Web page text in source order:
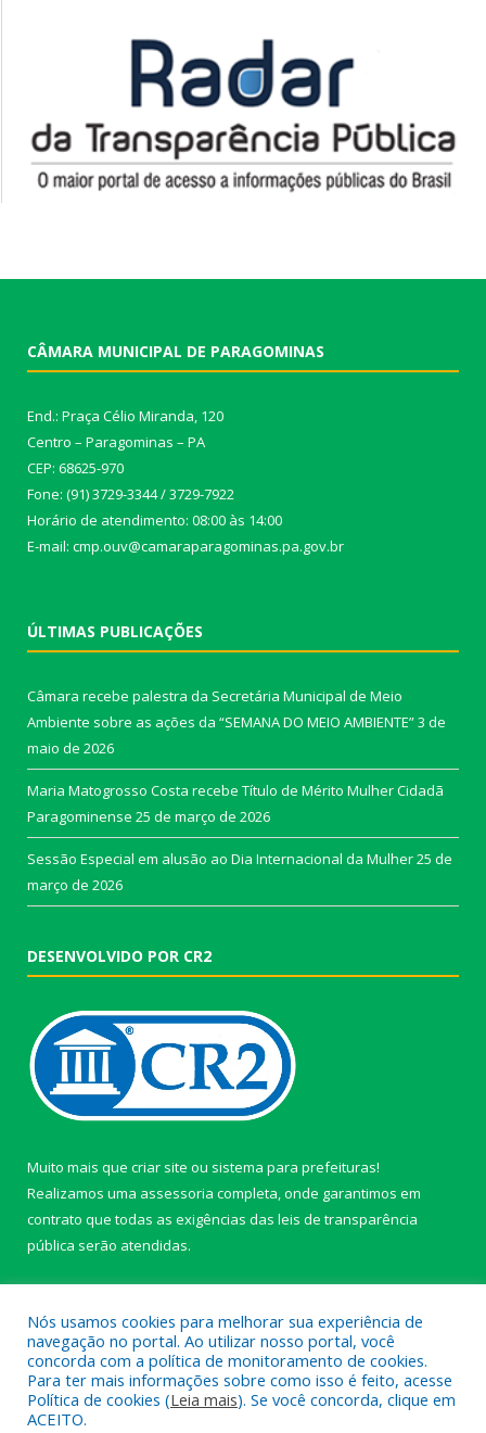
CÂMARA MUNICIPAL DE PARAGOMINAS
End.: Praça Célio Miranda, 120
Centro – Paragominas – PA
CEP: 68625-970
Fone: (91) 3729-3344 / 3729-7922
Horário de atendimento: 08:00 às 14:00
E-mail: cmp.ouv@camaraparagominas.pa.gov.br
ÚLTIMAS PUBLICAÇÕES
Câmara recebe palestra da Secretária Municipal de Meio
Ambiente sobre as ações da “SEMANA DO MEIO AMBIENTE”3 de
maio de 2026
Maria Matogrosso Costa recebe Título de Mérito Mulher Cidadã
Paragominense 25 de março de 2026
Sessão Especial em alusão ao Dia Internacional da Mulher25 de
março de 2026
DESENVOLVIDO POR CR2
Muito mais que criar site ou sistema para prefeituras!
Realizamos uma assessoria completa, onde garantimos em
contrato que todas as exigências das leis de transparência
pública serão atendidas.
Todos os direitos reservados a câmara de Paragominas.
Nós usamos cookies para melhorar sua experiência de
navegação no portal. Ao utilizar nosso portal, você
concorda com a política de monitoramento de cookies.
Para ter mais informações sobre como isso é feito, acesse
Política de cookies (Leia mais). Se você concorda, clique em
ACEITO.